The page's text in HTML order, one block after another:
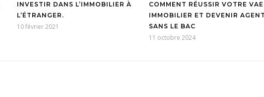
INVESTIR DANS L’IMMOBILIER À
L’ÉTRANGER.
10 février 2021
COMMENT RÉUSSIR VOTRE VAE
IMMOBILIER ET DEVENIR AGENT
SANS LE BAC
11 octobre 2024